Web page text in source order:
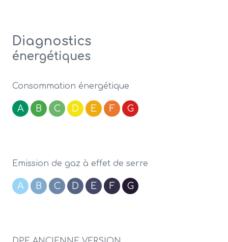
Diagnostics
énergétiques
Consommation énergétique
A B C D E F G
Emission de gaz à effet de serre
A B C D E F G